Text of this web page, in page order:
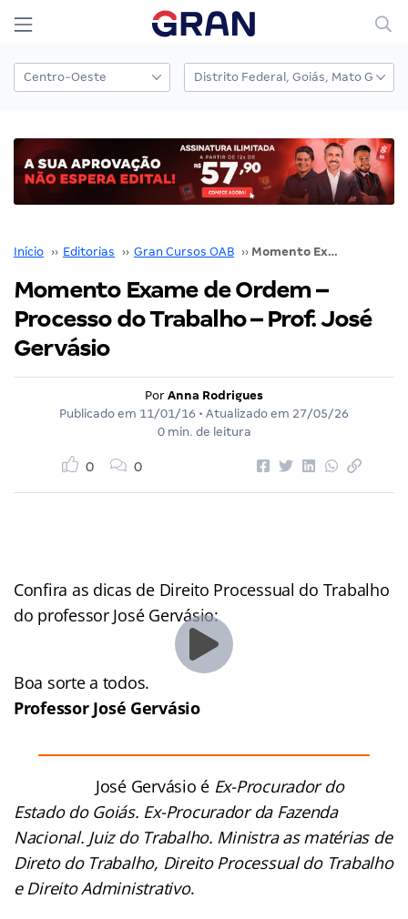
Início ›› Editorias ›› Gran Cursos OAB ›› Momento Exame de Ordem – Processo do Trabalho – Prof. José Gervásio
Momento Exame de Ordem –
Processo do Trabalho – Prof. José
Gervásio
Por Anna Rodrigues
Publicado em 11/01/16 • Atualizado em 27/05/26
0 min. de leitura
0 0
Confira as dicas de Direito Processual do Trabalho
do professor José Gervásio:
Boa sorte a todos.
Professor José Gervásio
José Gervásio é Ex-Procurador do
Estado do Goiás. Ex-Procurador da Fazenda
Nacional. Juiz do Trabalho. Ministra as matérias de
Direto do Trabalho, Direito Processual do Trabalho
e Direito Administrativo.